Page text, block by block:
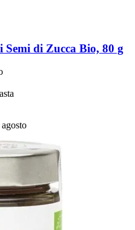
Semi di Zucca Bio, 80 g